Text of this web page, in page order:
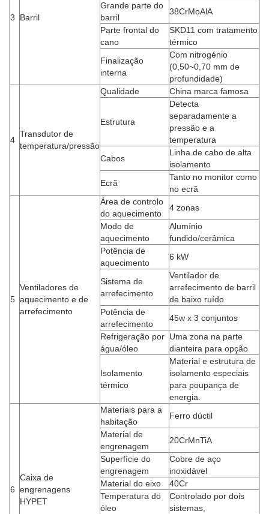
3 Barril
Grande parte do
barril
38CrMoAlA
Parte frontal do
cano
SKD11 com tratamento
térmico
Finalização
interna
Com nitrogénio
(0,50~0,70 mm de
profundidade)
4
Transdutor de
temperatura/pressão
Qualidade China marca famosa
Estrutura
Detecta
separadamente a
pressão e a
temperatura
Cabos
Linha de cabo de alta
isolamento
Ecrã
Tanto no monitor como
no ecrã
5
Ventiladores de
aquecimento e de
arrefecimento
Área de controlo
do aquecimento
4 zonas
Modo de
aquecimento
Alumínio
fundido/cerâmica
Potência de
aquecimento
6 kW
Sistema de
arrefecimento
Ventilador de
arrefecimento de barril
de baixo ruído
Potência de
arrefecimento
45w x 3 conjuntos
Refrigeração por
água/óleo
Uma zona na parte
dianteira para opção
Isolamento
térmico
Material e estrutura de
isolamento especiais
para poupança de
energia.
6
Caixa de
engrenagens
HYPET
Materiais para a
habitação
Ferro dúctil
Material de
engrenagem
20CrMnTiA
Superfície do
engrenagem
Cobre de aço
inoxidável
Material do eixo
40Cr
Temperatura do
óleo
Controlado por dois
sistemas,